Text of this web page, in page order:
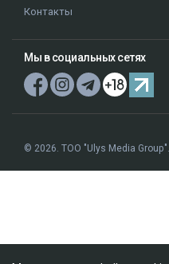
Контакты
Мы в социальных сетях
© 2026. ТОО "Ulys Media